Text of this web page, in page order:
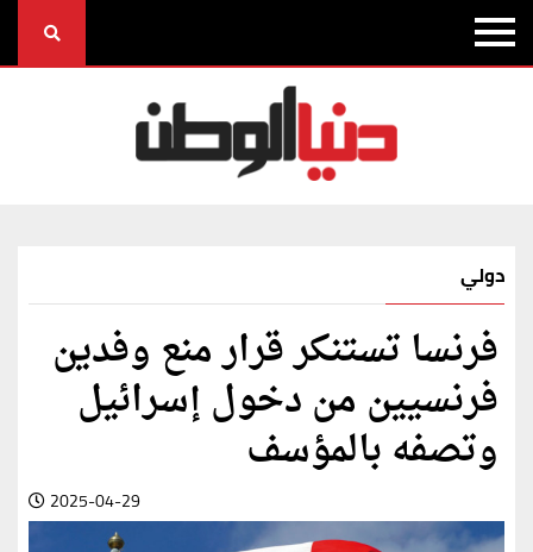
دولي
فرنسا تستنكر قرار منع وفدين
فرنسيين من دخول إسرائيل
وتصفه بالمؤسف
2025-04-29